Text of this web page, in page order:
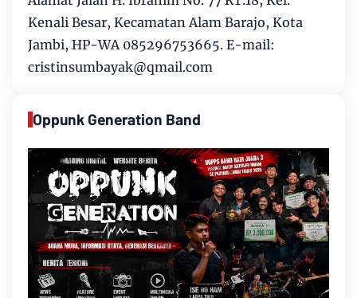
Kenali Besar, Kecamatan Alam Barajo, Kota
Jambi, HP-WA 085296753665. E-mail:
cristinsumbayak@qmail.com
Oppunk Generation Band